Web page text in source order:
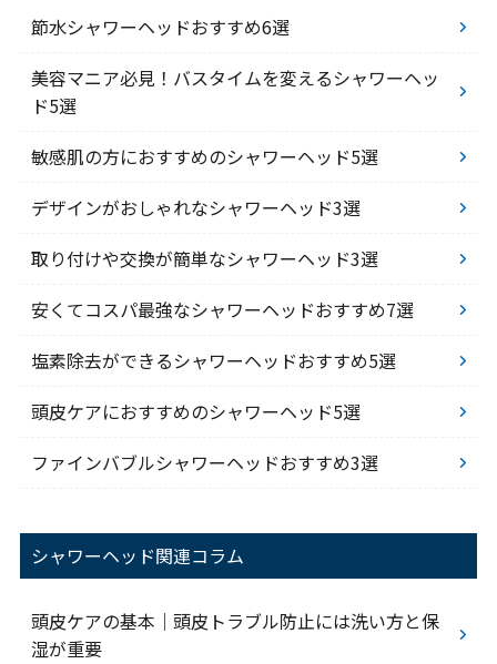
節水シャワーヘッドおすすめ6選
美容マニア必見！バスタイムを変えるシャワーヘッ
ド5選
敏感肌の方におすすめのシャワーヘッド5選
デザインがおしゃれなシャワーヘッド3選
取り付けや交換が簡単なシャワーヘッド3選
安くてコスパ最強なシャワーヘッドおすすめ7選
塩素除去ができるシャワーヘッドおすすめ5選
頭皮ケアにおすすめのシャワーヘッド5選
ファインバブルシャワーヘッドおすすめ3選
シャワーヘッド関連コラム
頭皮ケアの基本｜頭皮トラブル防止には洗い方と保
湿が重要